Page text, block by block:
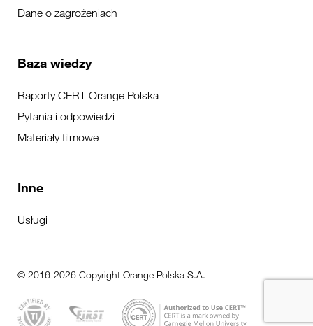
Dane o zagrożeniach
Baza wiedzy
Raporty CERT Orange Polska
Pytania i odpowiedzi
Materiały filmowe
Inne
Usługi
© 2016-2026 Copyright Orange Polska S.A.